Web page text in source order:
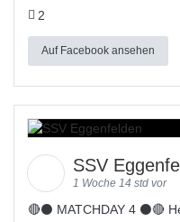
2
Auf Facebook ansehen
SSV
1 Woche 14 std vor
🔴⚫ MATCHDAY 4 ⚫🔴